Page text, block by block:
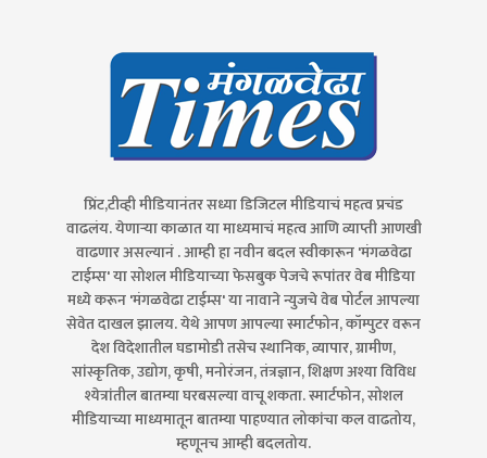
प्रिंट,टीव्ही मीडियानंतर सध्या डिजिटल मीडियाचं महत्व प्रचंड
वाढलंय. येणाऱ्या काळात या माध्यमाचं महत्व आणि व्याप्ती आणखी
वाढणार असल्यानं . आम्ही हा नवीन बदल स्वीकारून 'मंगळवेढा
टाईम्स' या सोशल मीडियाच्या फेसबुक पेजचे रूपांतर वेब मीडिया
मध्ये करून 'मंगळवेढा टाईम्स' या नावाने न्युजचे वेब पोर्टल आपल्या
सेवेत दाखल झालय. येथे आपण आपल्या स्मार्टफोन, कॉम्पुटर वरून
देश विदेशातील घडामोडी तसेच स्थानिक, व्यापार, ग्रामीण,
सांस्कृतिक, उद्योग, कृषी, मनोरंजन, तंत्रज्ञान, शिक्षण अश्या विविध
श्येत्रांतील बातम्या घरबसल्या वाचू शकता. स्मार्टफोन, सोशल
मीडियाच्या माध्यमातून बातम्या पाहण्यात लोकांचा कल वाढतोय,
म्हणूनच आम्ही बदलतोय.